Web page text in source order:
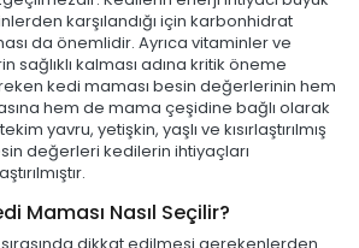
karşılandığı için karbonhidrat
da önemlidir. Ayrıca vitaminler ve
sağlıklı kalması adına kritik öneme
kedi maması besin değerlerinin hem
hem de mama çeşidine bağlı olarak
yavru, yetişkin, yaşlı ve kısırlaştırılmış
değerleri kedilerin ihtiyaçları
Maması Nasıl Seçilir?